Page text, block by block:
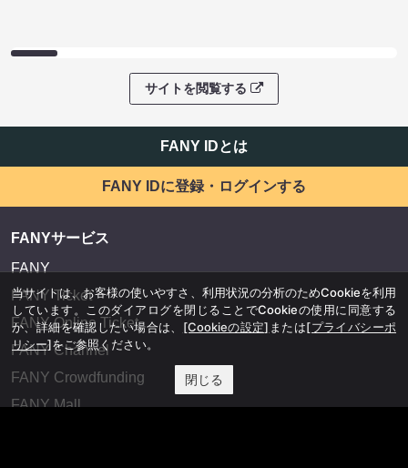
サイトを閲覧する
FANY IDとは
FANY IDに登録・ログインする
FANYサービス
FANY
FANY Ticket
FANY Online Ticket
FANY Channel
FANY Crowdfunding
FANY Mall
当サイトは、お客様の使いやすさ、利用状況の分析のためCookieを利用
しています。このダイアログを閉じることでCookieの使用に同意する
か、詳細を確認したい場合は、 [Cookieの設定] または[プライバシーポ
リシー]をご参照ください。
閉じる